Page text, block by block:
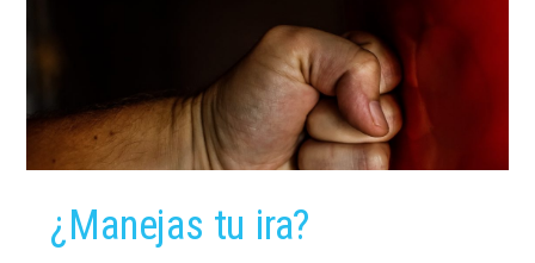
¿Manejas tu ira?